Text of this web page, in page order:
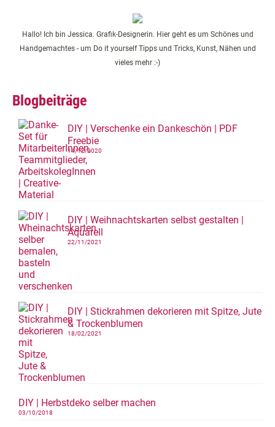
Hallo! Ich bin Jessica. Grafik-Designerin. Hier geht es um Schönes und
Handgemachtes - um Do it yourself Tipps und Tricks, Kunst, Nähen und
vieles mehr :-)
Blogbeiträge
DIY | Verschenke ein Dankeschön | PDF
Freebie
14/12/2020
DIY | Weihnachtskarten selbst gestalten |
Aquarell
22/11/2021
DIY | Stickrahmen dekorieren mit Spitze, Jute
& Trockenblumen
18/02/2021
DIY | Herbstdeko selber machen
03/10/2018